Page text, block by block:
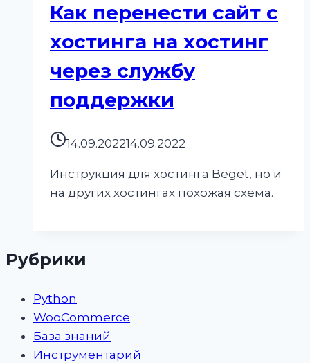
Как перенести сайт с
хостинга на хостинг
через службу
поддержки
14.09.202214.09.2022
Инструкция для хостинга Beget, но и
на других хостингах похожая схема.
Рубрики
Python
WooCommerce
База знаний
Инструментарий